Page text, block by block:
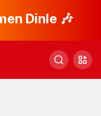
Dinle 🎶